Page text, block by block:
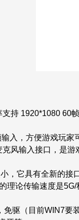
持 1920*1080 60
，方便游戏玩家
风输入接口，是
它具有全新的接
理论传输速度是
（目前WIN7要